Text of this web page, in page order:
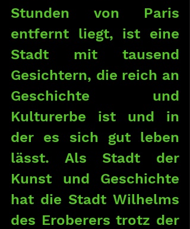
Stunden von Paris
entfernt liegt, ist eine
Stadt mit tausend
Gesichtern, die reich an
Geschichte und
Kulturerbe ist und in
der es sich gut leben
lässt. Als Stadt der
Kunst und Geschichte
hat die Stadt Wilhelms
des Eroberers trotz der